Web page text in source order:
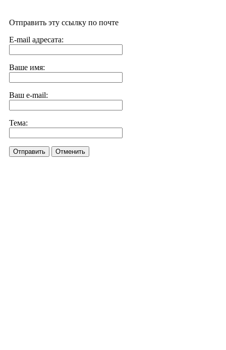
Отправить эту ссылку по почте
E-mail адресата:
Ваше имя:
Ваш e-mail:
Тема:
Отправить Отменить